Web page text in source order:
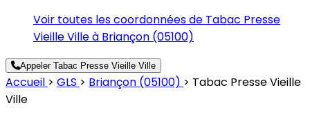
Voir toutes les coordonnées de Tabac Presse
Vieille Ville à Briançon (05100)
Appeler Tabac Presse Vieille Ville
Accueil > GLS > Briançon (05100) > Tabac Presse Vieille
Ville